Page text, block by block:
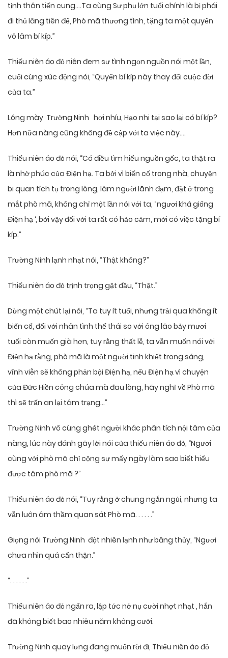
tịnh thân tiến cung….Ta cùng Sư phụ lớn tuổi chính là bị phái
đi thủ lăng tiên đế, Phò mã thương tình, tặng ta một quyển
võ lâm bí kíp.”
Thiếu niên áo đỏ niên đem sự tình ngọn nguồn nói một lần,
cuối cùng xúc động nói, “Quyển bí kíp này thay đổi cuộc đời
của ta.”
Lông mày Trường Ninh hơi nhíu, Hạo nhi tại sao lại có bí kíp?
Hơn nữa nàng cũng không đề cập với ta việc này….
Thiếu niên áo đỏ nói, “Có điều tìm hiểu nguồn gốc, ta thật ra
là nhờ phúc của Điện hạ. Ta bởi vì biến cố trong nhà, chuyện
bi quan tích tụ trong lòng, làm người lãnh đạm, đặt ở trong
mắt phò mã, không chỉ một lần nói với ta, ‘ ngươi khá giống
Điện hạ ‘, bởi vậy đối với ta rất có hảo cảm, mới có việc tặng bí
kíp.”
Trường Ninh lạnh nhạt nói, “Thật không?”
Thiếu niên áo đỏ trịnh trọng gật đầu, “Thật.”
Dừng một chút lại nói, “Ta tuy ít tuổi, nhưng trải qua không ít
biến cố, đối với nhân tình thế thái so với ông lão bảy mươi
tuổi còn muốn già hơn, tuy rằng thất lễ, ta vẫn muốn nói với
Điện hạ rằng, phò mã là một người tinh khiết trong sáng,
vĩnh viễn sẽ không phản bội Điện hạ, nếu Điện hạ vì chuyện
của Đức Hiền công chúa mà đau lòng, hãy nghĩ về Phò mã
thì sẽ trấn an lại tâm trạng…”
Trường Ninh vô cùng ghét người khác phân tích nội tâm của
nàng, lúc này đánh gãy lời nói của thiếu niên áo đỏ, “Ngươi
cùng với phò mã chỉ cộng sự mấy ngày làm sao biết hiểu
được tâm phò mã ?”
Thiếu niên áo đỏ nói, “Tuy rằng ở chung ngắn ngủi, nhưng ta
vẫn luôn âm thầm quan sát Phò mã. . . . . .”
Giọng nói Trường Ninh đột nhiên lạnh như băng thủy, “Ngươi
chưa nhìn quá cẩn thận.”
“. . . . . .”
Thiếu niên áo đỏ ngẩn ra, lập tức nở nụ cười nhợt nhạt , hắn
đã không biết bao nhiêu năm không cười.
Trường Ninh quay lưng đang muốn rời đi, Thiếu niên áo đỏ